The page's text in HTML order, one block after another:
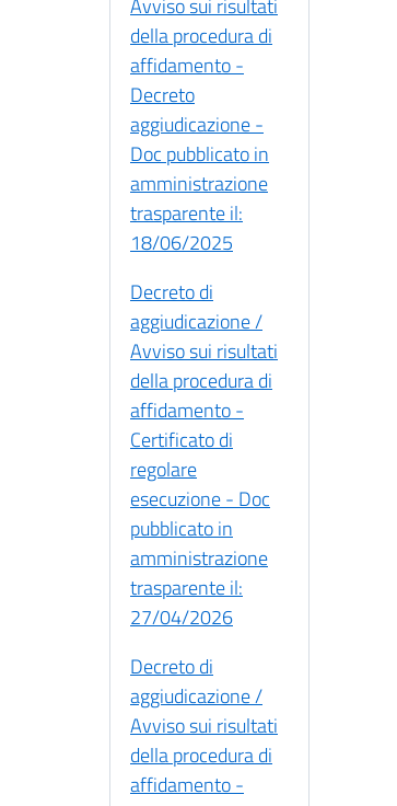
Avviso sui risultati
della procedura di
affidamento -
Decreto
aggiudicazione -
Doc pubblicato in
amministrazione
trasparente il:
18/06/2025
Decreto di
aggiudicazione /
Avviso sui risultati
della procedura di
affidamento -
Certificato di
regolare
esecuzione - Doc
pubblicato in
amministrazione
trasparente il:
27/04/2026
Decreto di
aggiudicazione /
Avviso sui risultati
della procedura di
affidamento -